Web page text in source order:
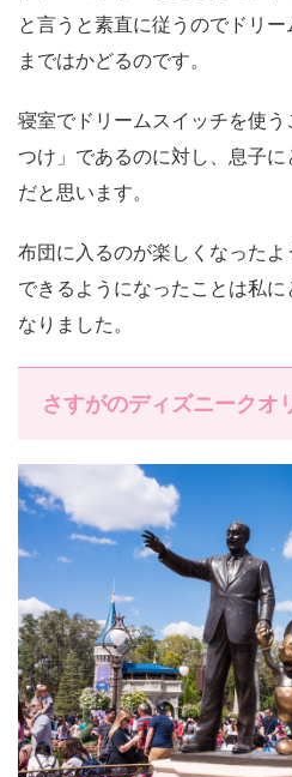
と言うと素直に従うのでドリ
まではかどるのです。
寝室でドリームスイッチを使
つけ」であるのに対し、息子
だと思います。
布団に入るのが楽しくなった
できるようになったことは私
なりました。
さすがのディズニークオ